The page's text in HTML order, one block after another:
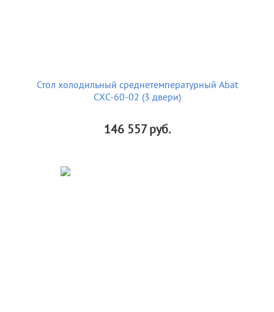
Стол холодильный среднетемпературный Abat
СХС-60-02 (3 двери)
146 557руб.